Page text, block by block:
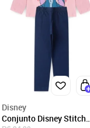
Disney
Conjunto Disney Stitch